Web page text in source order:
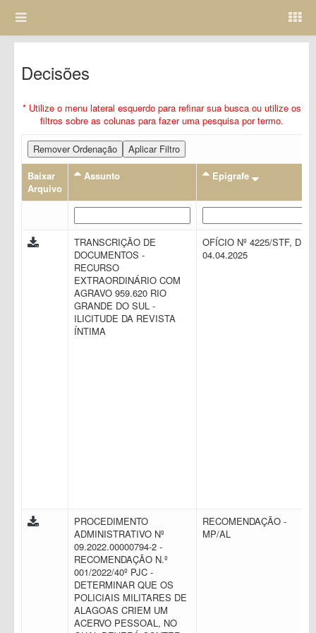
Decisões
* Utilize o menu lateral esquerdo para refinar sua busca ou utilize os
filtros sobre as colunas para fazer uma pesquisa por termo.
Remover Ordenação
Aplicar Filtro
Baixar
Arquivo
Assunto Epigrafe
TRANSCRIÇÃO DE
DOCUMENTOS -
RECURSO
EXTRAORDINÁRIO COM
AGRAVO 959.620 RIO
GRANDE DO SUL -
ILICITUDE DA REVISTA
ÍNTIMA
OFÍCIO Nº 4225/STF, DE
04.04.2025
PROCEDIMENTO
ADMINISTRATIVO Nº
09.2022.00000794-2 -
RECOMENDAÇÃO N.º
001/2022/40º PJC -
DETERMINAR QUE OS
POLICIAIS MILITARES DE
ALAGOAS CRIEM UM
ACERVO PESSOAL, NO
RECOMENDAÇÃO -
MP/AL